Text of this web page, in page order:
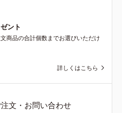
ント
商品の合計個数までお選びいただけ
詳しくはこちら
文・お問い合わせ